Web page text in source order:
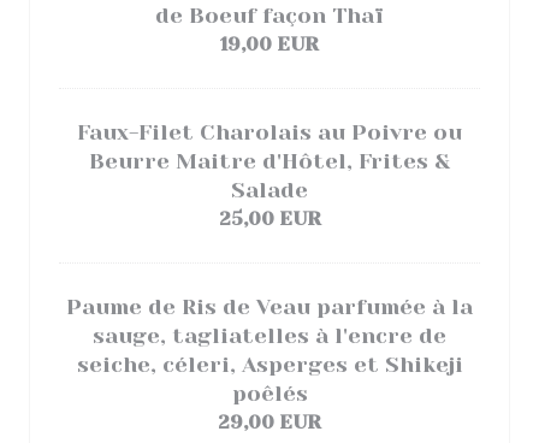
de Boeuf façon Thaï
19,00 EUR
Faux-Filet Charolais au Poivre ou
Beurre Maitre d'Hôtel, Frites &
Salade
25,00 EUR
Paume de Ris de Veau parfumée à la
sauge, tagliatelles à l'encre de
seiche, céleri, Asperges et Shikeji
poêlés
29,00 EUR